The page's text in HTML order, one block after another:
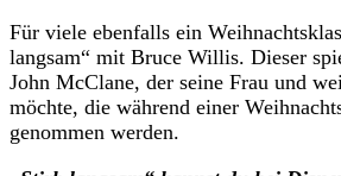
Für viele ebenfalls ein
langsam“ mit Bruce Willis. Dieser
John McClane, der seine Frau und
möchte, die während einer
genommen werden.